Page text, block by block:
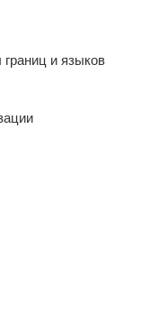
и языков